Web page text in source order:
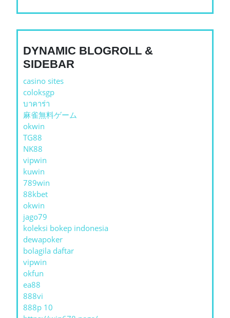
DYNAMIC BLOGROLL &
SIDEBAR
casino sites
coloksgp
บาคาร่า
麻雀無料ゲーム
okwin
TG88
NK88
vipwin
kuwin
789win
88kbet
okwin
jago79
koleksi bokep indonesia
dewapoker
bolagila daftar
vipwin
okfun
ea88
888vi
888p 10